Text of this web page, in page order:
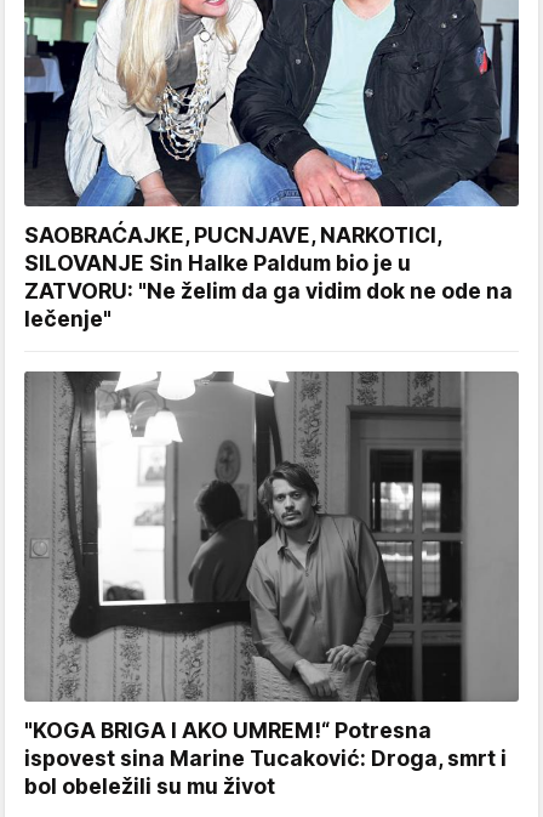
SAOBRAĆAJKE, PUCNJAVE, NARKOTICI,
SILOVANJE Sin Halke Paldum bio je u
ZATVORU: "Ne želim da ga vidim dok ne ode na
lečenje"
"KOGA BRIGA I AKO UMREM!“ Potresna
ispovest sina Marine Tucaković: Droga, smrt i
bol obeležili su mu život